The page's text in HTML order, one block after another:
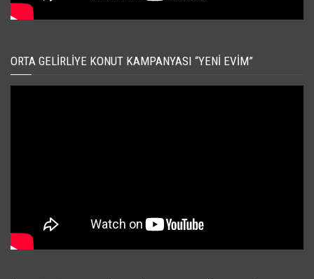
ORTA GELIRLIYE KONUT KAMPANYASI “YENI EVIM”